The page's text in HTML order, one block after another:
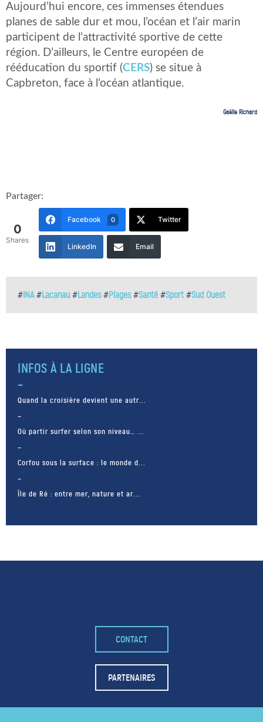
Aujourd’hui encore, ces immenses étendues
planes de sable dur et mou, l’océan et l’air marin
participent de l’attractivité sportive de cette
région. D’ailleurs, le Centre européen de
rééducation du sportif (CERS) se situe à
Capbreton, face à l’océan atlantique.
Gaëlle Richard
Partager:
0
Shares
Facebook 0 Twitter
LinkedIn Email
#INA#Lacanau #Landes#Plages#Santé #Sport #Sud Ouest
INFOS À LA LIGNE
Quand la croisière devient une autr...
Où partir surfer selon son niveau… ...
Corfou sous la surface : le monde d...
Île de Ré : entre mer, nature et ar...
– FACEBOOK –
POUR LIKER
TA MER
CONTACT
PARTENAIRES